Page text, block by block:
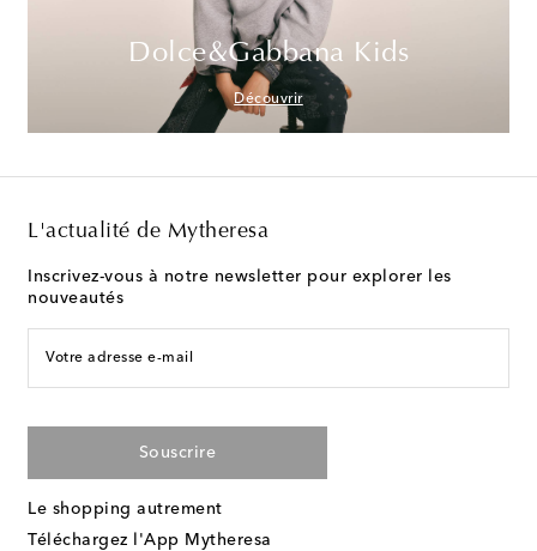
Dolce&Gabbana Kids
Découvrir
L'actualité de Mytheresa
Inscrivez-vous à notre newsletter pour explorer les
nouveautés
Votre adresse e-mail
Souscrire
Le shopping autrement
Téléchargez l'App Mytheresa